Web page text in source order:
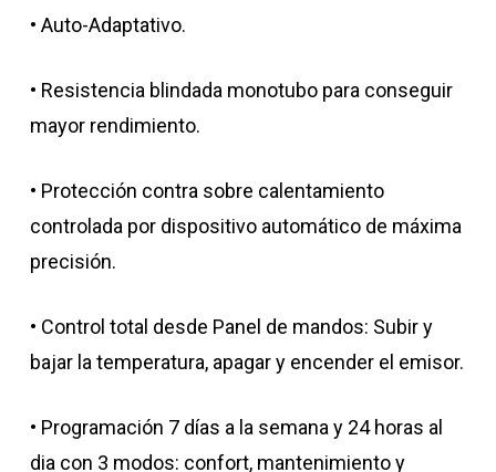
• Auto-Adaptativo.
• Resistencia blindada monotubo para conseguir
mayor rendimiento.
• Protección contra sobre calentamiento
controlada por dispositivo automático de máxima
precisión.
• Control total desde Panel de mandos: Subir y
bajar la temperatura, apagar y encender el emisor.
• Programación 7 días a la semana y 24 horas al
dia con 3 modos: confort, mantenimiento y